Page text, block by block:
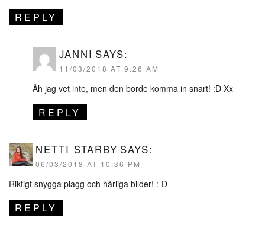
REPLY
JANNI SAYS:
11/03/2018 AT 9:26 AM
Åh jag vet inte, men den borde komma in snart! :D Xx
REPLY
NETTI STARBY SAYS:
06/03/2018 AT 10:36 PM
Riktigt snygga plagg och härliga bilder! :-D
REPLY